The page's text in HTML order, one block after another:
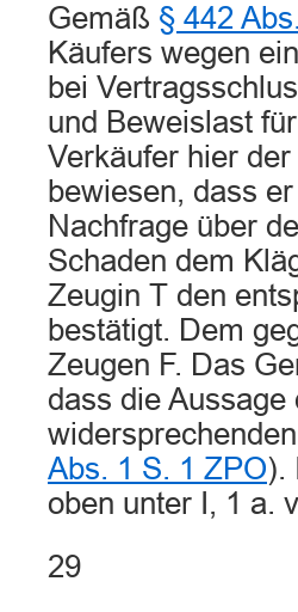
Gemäß § 442
Käufers wegen
bei
und Beweislast
Verkäufer hier
bewiesen, dass
Nachfrage über
Schaden dem
Zeugin T den
bestätigt. Dem
Zeugen F. Das
dass die
Abs. 1 S. 1 ZPO).
oben unter I, 1 a.
29